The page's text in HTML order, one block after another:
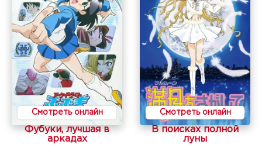
Смотреть онлайн
Фубуки, лучшая в
аркадах
Смотреть онлайн
В поисках полной
луны